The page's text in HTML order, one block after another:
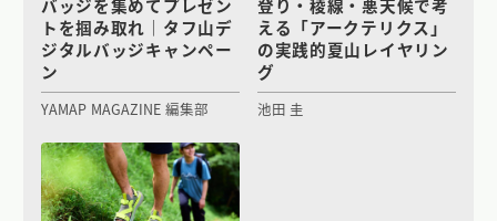
バッジを集めてプレゼン
トを掴み取れ｜タフ山デ
ジタルバッジキャンペー
ン
YAMAP MAGAZINE 編集部
登り・稜線・悪天候で考
える「アークテリクス」
の実践的夏山レイヤリン
グ
池田 圭